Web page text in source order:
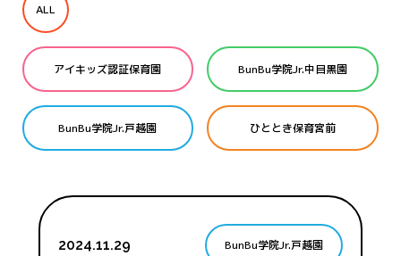
ALL
アイキッズ認証保育園 BunBu学院Jr.中目黒園
BunBu学院Jr.戸越園 ひととき保育宮前
2024.11.29 BunBu学院Jr.戸越園